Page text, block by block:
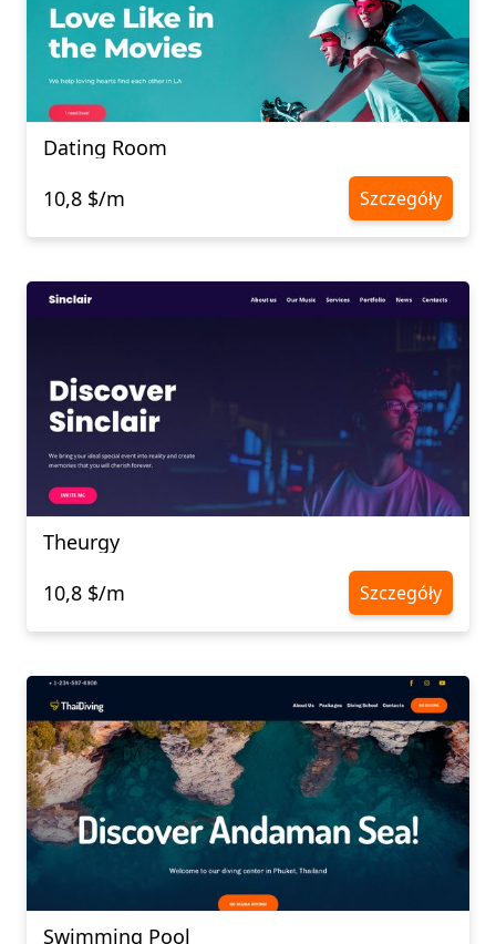
Dating Room
10,8 $/m
Szczegóły
Theurgy
10,8 $/m
Szczegóły
Swimming Pool